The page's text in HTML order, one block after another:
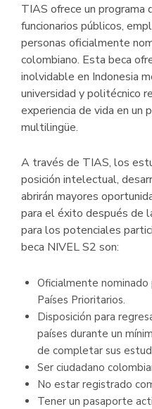
TIAS ofrece un programa
funcionarios públicos,
personas oficialmente
colombiano. Esta beca
inolvidable en Indonesia
universidad y politécnico
experiencia de vida en un
multilingüe.
A través de TIAS, los
posición intelectual,
abrirán mayores
para el éxito después de
para los potenciales
beca NIVEL S2 son:
Oficialmente
Países Prioritarios.
Disposición para
países durante un
de completar sus
Ser ciudadano
No estar registrado
Tener un pasaporte